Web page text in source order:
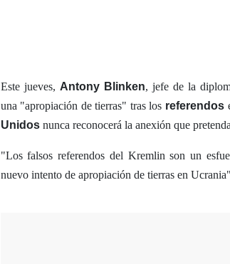
Este jueves, Antony Blinken, jefe de la
una "apropiación de tierras" tras los referendos
Unidosnunca reconocerá la anexión que
"Los falsos referendos del Kremlin son un
nuevo intento de apropiación de tierras en